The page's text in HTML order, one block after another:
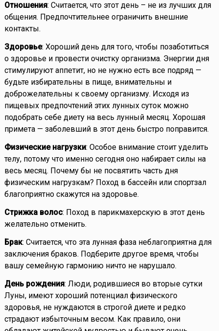
Отношения: Считается, что этот день – не из лучших для
общения. Предпочтительнее ограничить внешние
контакты.
Здоровье: Хороший день для того, чтобы позаботиться
о здоровье и провести очистку организма. Энергии дня
стимулируют аппетит, но не нужно есть все подряд —
будьте избирательны в пище, внимательны и
доброжелательны к своему организму. Исходя из
пищевых предпочтений этих лунных суток можно
подобрать себе диету на весь лунный месяц. Хорошая
примета — заболевший в этот день быстро поправится.
Физические нагрузки: Особое внимание стоит уделить
телу, потому что именно сегодня оно набирает силы на
весь месяц. Почему бы не посвятить часть дня
физическим нагрузкам? Поход в бассейн или спортзал
благоприятно скажутся на здоровье.
Стрижка волос: Поход в парикмахерскую в этот день
желательно отменить.
Брак: Считается, что эта лунная фаза неблагоприятна для
заключения браков. Подберите другое время, чтобы
вашу семейную гармонию ничто не нарушало.
День рождения: Люди, родившиеся во вторые сутки
Луны, имеют хороший потенциал физического
здоровья, не нуждаются в строгой диете и редко
страдают избыточным весом. Как правило, они